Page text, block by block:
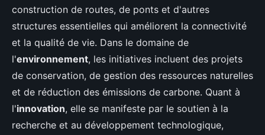
construction de routes, de ponts et d'autres
structures essentielles qui améliorent la connectivité
et la qualité de vie. Dans le domaine de
l'environnement, les initiatives incluent des projets
de conservation, de gestion des ressources naturelles
et de réduction des émissions de carbone. Quant à
l'innovation, elle se manifeste par le soutien à la
recherche et au développement technologique,